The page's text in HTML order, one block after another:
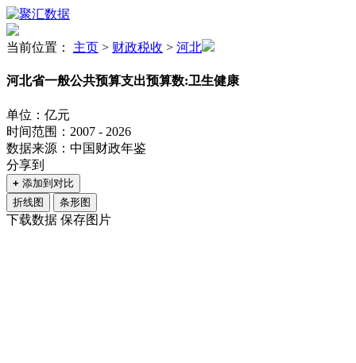
当前位置： 主页 > 财政税收 > 河北
河北省一般公共预算支出预算数:卫生健康
单位：亿元
时间范围：2007 - 2026
数据来源：中国财政年鉴
分享到
+ 添加到对比
折线图
条形图
下载数据 保存图片